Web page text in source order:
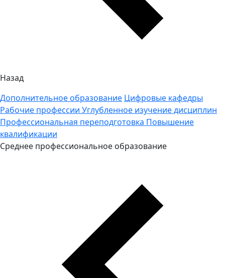
Назад
Дополнительное образование Цифровые кафедры
Рабочие профессии Углубленное изучение дисциплин
Профессиональная переподготовка Повышение
квалификации
Среднее профессиональное образование